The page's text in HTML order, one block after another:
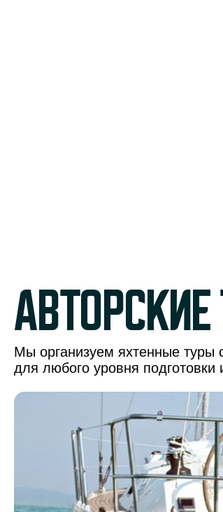
авторские
Мы организуем яхтенные туры
для любого уровня